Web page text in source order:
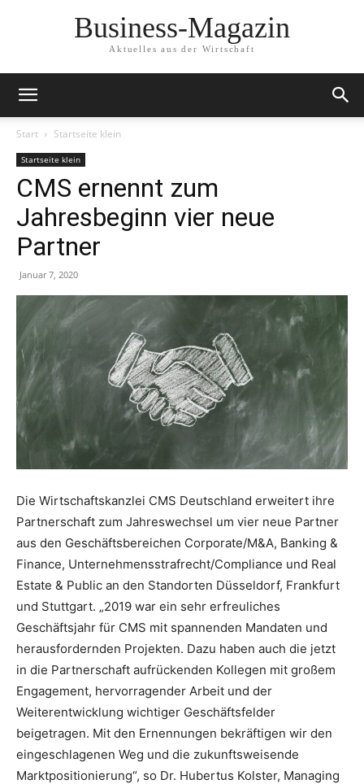
Business-Magazin
Aktuelles aus der Wirtschaft
Start Startseite klein
Startseite klein
CMS ernennt zum
Jahresbeginn vier neue
Partner
Januar 7, 2020
Die Wirtschaftskanzlei CMS Deutschland erweitert ihre
Partnerschaft zum Jahreswechsel um vier neue Partner
aus den Geschäftsbereichen Corporate/M&A, Banking &
Finance, Unternehmensstrafrecht/Compliance und Real
Estate & Public an den Standorten Düsseldorf, Frankfurt
und Stuttgart. „2019 war ein sehr erfreuliches
Geschäftsjahr für CMS mit spannenden Mandaten und
herausfordernden Projekten. Dazu haben auch die jetzt
in die Partnerschaft aufrückenden Kollegen mit großem
Engagement, hervorragender Arbeit und der
Weiterentwicklung wichtiger Geschäftsfelder
beigetragen. Mit den Ernennungen bekräftigen wir den
eingeschlagenen Weg und die zukunftsweisende
Marktpositionierung“, so Dr. Hubertus Kolster, Managing